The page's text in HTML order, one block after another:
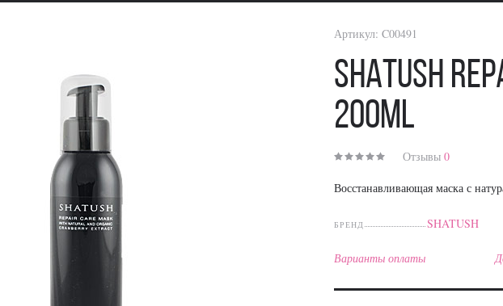
Артикул: C00491
SHATUSH
200ml
Отзывы0
Восстанавливающая маска с
БРЕНД SHATUSH
Варианты оплаты